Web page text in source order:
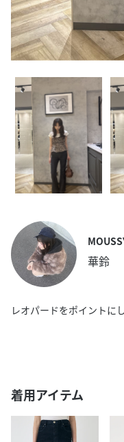
華鈴
レオパードをポイントに
着用アイテム